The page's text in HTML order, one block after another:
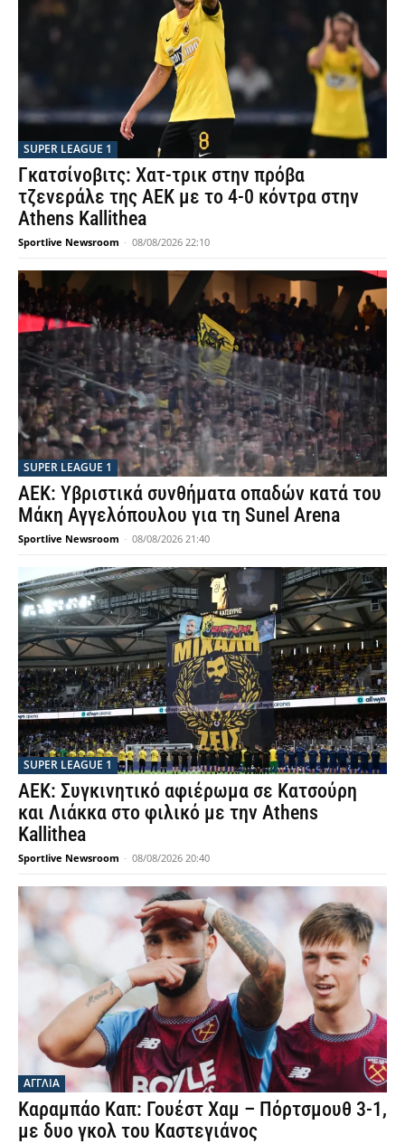
SUPER LEAGUE 1
Γκατσίνοβιτς: Χατ-τρικ στην πρόβα
τζενεράλε της ΑΕΚ με το 4-0 κόντρα στην
Athens Kallithea
Sportlive Newsroom - 08/08/2026 22:10
SUPER LEAGUE 1
ΑΕΚ: Υβριστικά συνθήματα οπαδών κατά του
Μάκη Αγγελόπουλου για τη Sunel Arena
Sportlive Newsroom - 08/08/2026 21:40
SUPER LEAGUE 1
ΑΕΚ: Συγκινητικό αφιέρωμα σε Κατσούρη
και Λιάκκα στο φιλικό με την Athens
Kallithea
Sportlive Newsroom - 08/08/2026 20:40
ΑΓΓΛΙΑ
Καραμπάο Καπ: Γουέστ Χαμ – Πόρτσμουθ 3-1,
με δυο γκολ του Καστεγιάνος